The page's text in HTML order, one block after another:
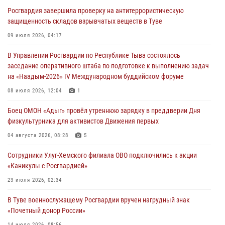
31 июля 2026, 03:49
Сотрудники вневедомственной охраны приняли участие в акции
29 июля 2026, 09:41
26 сигналов «Тревога» с автотранспортов отработали экипажи
задержаний Росгвардии в Туве с начала года
В Туве офицер Росгвардии подвела итоги юбилейного личного
забега
Росгвардия завершила проверку на антитеррористическую
защищенность складов взрывчатых веществ в Туве
09 июля 2026, 04:17
В Управлении Росгвардии по Республике Тыва состоялось
заседание оперативного штаба по подготовке к выполнению задач
на «Наадым-2026» IV Международном буддийском форуме
08 июля 2026, 12:04 1
Боец ОМОН «Адыг» провёл утреннюю зарядку в преддверии Дня
физкультурника для активистов Движения первых
04 августа 2026, 08:28 5
Сотрудники Улуг-Хемского филиала ОВО подключились к акции
«Каникулы с Росгвардией»
23 июля 2026, 02:34
В Туве военнослужащему Росгвардии вручен нагрудный знак
«Почетный донор России»